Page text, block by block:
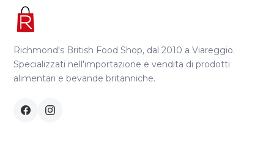
Richmond's British Food Shop, dal 2010 a Viareggio.
Specializzati nell'importazione e vendita di prodotti
alimentari e bevande britanniche.